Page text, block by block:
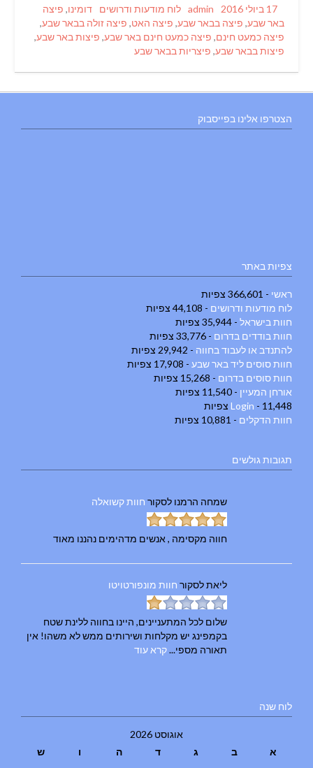
Posted
on
17 ביולי 2016 Author
admin
Categories
לוח מודעות ודרושים Tags
דומינו, פיצה
באר שבע, פיצה בבאר שבע, פיצה האט, פיצה זולה בבאר שבע,
פיצה כמעט חינם, פיצה כמעט חינם באר שבע, פיצות באר שבע,
פיצות בבאר שבע, פיצריות בבאר שבע
הצטרפו אלינו בפייסבוק
צפיות באתר
ראשי - 366,601 צפיות
לוח מודעות ודרושים - 44,108 צפיות
חוות בישראל - 35,944 צפיות
חוות בודדים בדרום - 33,776 צפיות
להתנדב או לעבוד בחווה - 29,942 צפיות
חוות סוסים ליד באר שבע - 17,908 צפיות
חוות סוסים בדרום - 15,268 צפיות
אורחן המעיין - 11,540 צפיות
Login - 11,448 צפיות
חוות הדקלים - 10,881 צפיות
תגובות גולשים
שמחה הרמנו לסקור חוות קשואלה
חווה מקסימה , אנשים מדהימים נהננו מאוד
ליאתלסקור חוות מונפורטויטו
שלום לכל המתעניינים, היינו בחווה ללינת שטח
בקמפינג יש מקלחות ושירותים ממש לא משהו! אין
תאורה מספי...קרא עוד
לוח שנה
אוגוסט 2026
א
ב ג ד ה ו
ש